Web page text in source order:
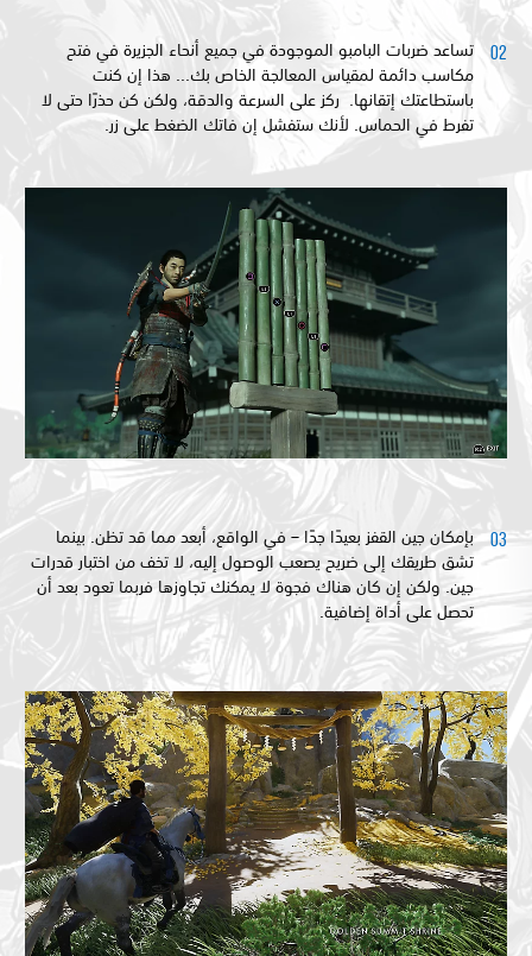
تساعد ضربات البامبو الموجودة في جميع أنحاء الجزيرة في فتح
مكاسب دائمة لمقياس المعالجة الخاص بك... هذا إن كنت
باستطاعتك إتقانها. ركز على السرعة والدقة، ولكن كن حذرًا حتى لا
تفرط في الحماس. لأنك ستفشل إن فاتك الضغط على زر.
بإمكان جين القفز بعيدًا جدًا – في الواقع، أبعد مما قد تظن. بينما
تشق طريقك إلى ضريح يصعب الوصول إليه، لا تخف من اختبار قدرات
جين. ولكن إن كان هناك فجوة لا يمكنك تجاوزها فربما تعود بعد أن
تحصل على أداة إضافية.